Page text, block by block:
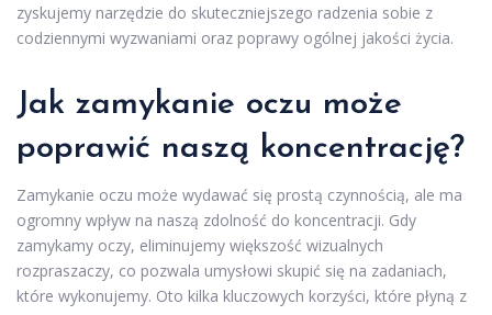
zyskujemy narzędzie do skuteczniejszego radzenia sobie z
codziennymi wyzwaniami oraz poprawy ogólnej jakości życia.
Jak zamykanie oczu może
poprawić naszą koncentrację?
Zamykanie oczu może wydawać się prostą czynnością, ale ma
ogromny wpływ na naszą zdolność do koncentracji. Gdy
zamykamy oczy, eliminujemy większość wizualnych
rozpraszaczy, co pozwala umysłowi skupić się na zadaniach,
które wykonujemy. Oto kilka kluczowych korzyści, które płyną z